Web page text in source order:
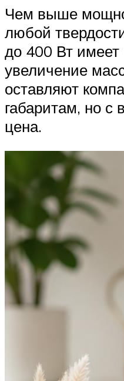
Чем выше
любой
до 400 Вт имеет
увеличение
оставляют
габаритам, но с
цена.